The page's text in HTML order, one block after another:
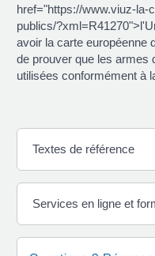
href="https://www.viuz-
publics/
avoir la carte européenne
de prouver que les armes
utilisées conformément à
Textes de référence
Services en ligne et